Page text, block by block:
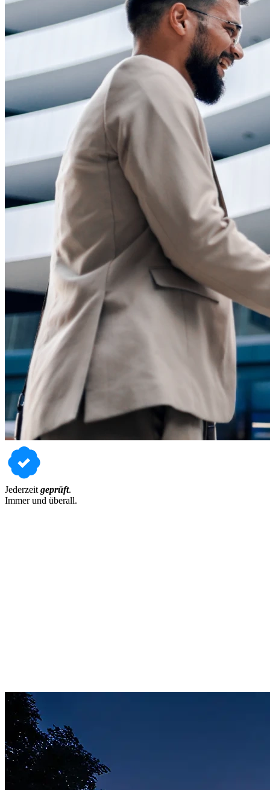
Jederzeitgeprüft.
Immer und überall.